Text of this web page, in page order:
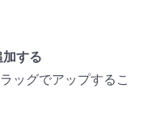
する
ッグでアップするこ